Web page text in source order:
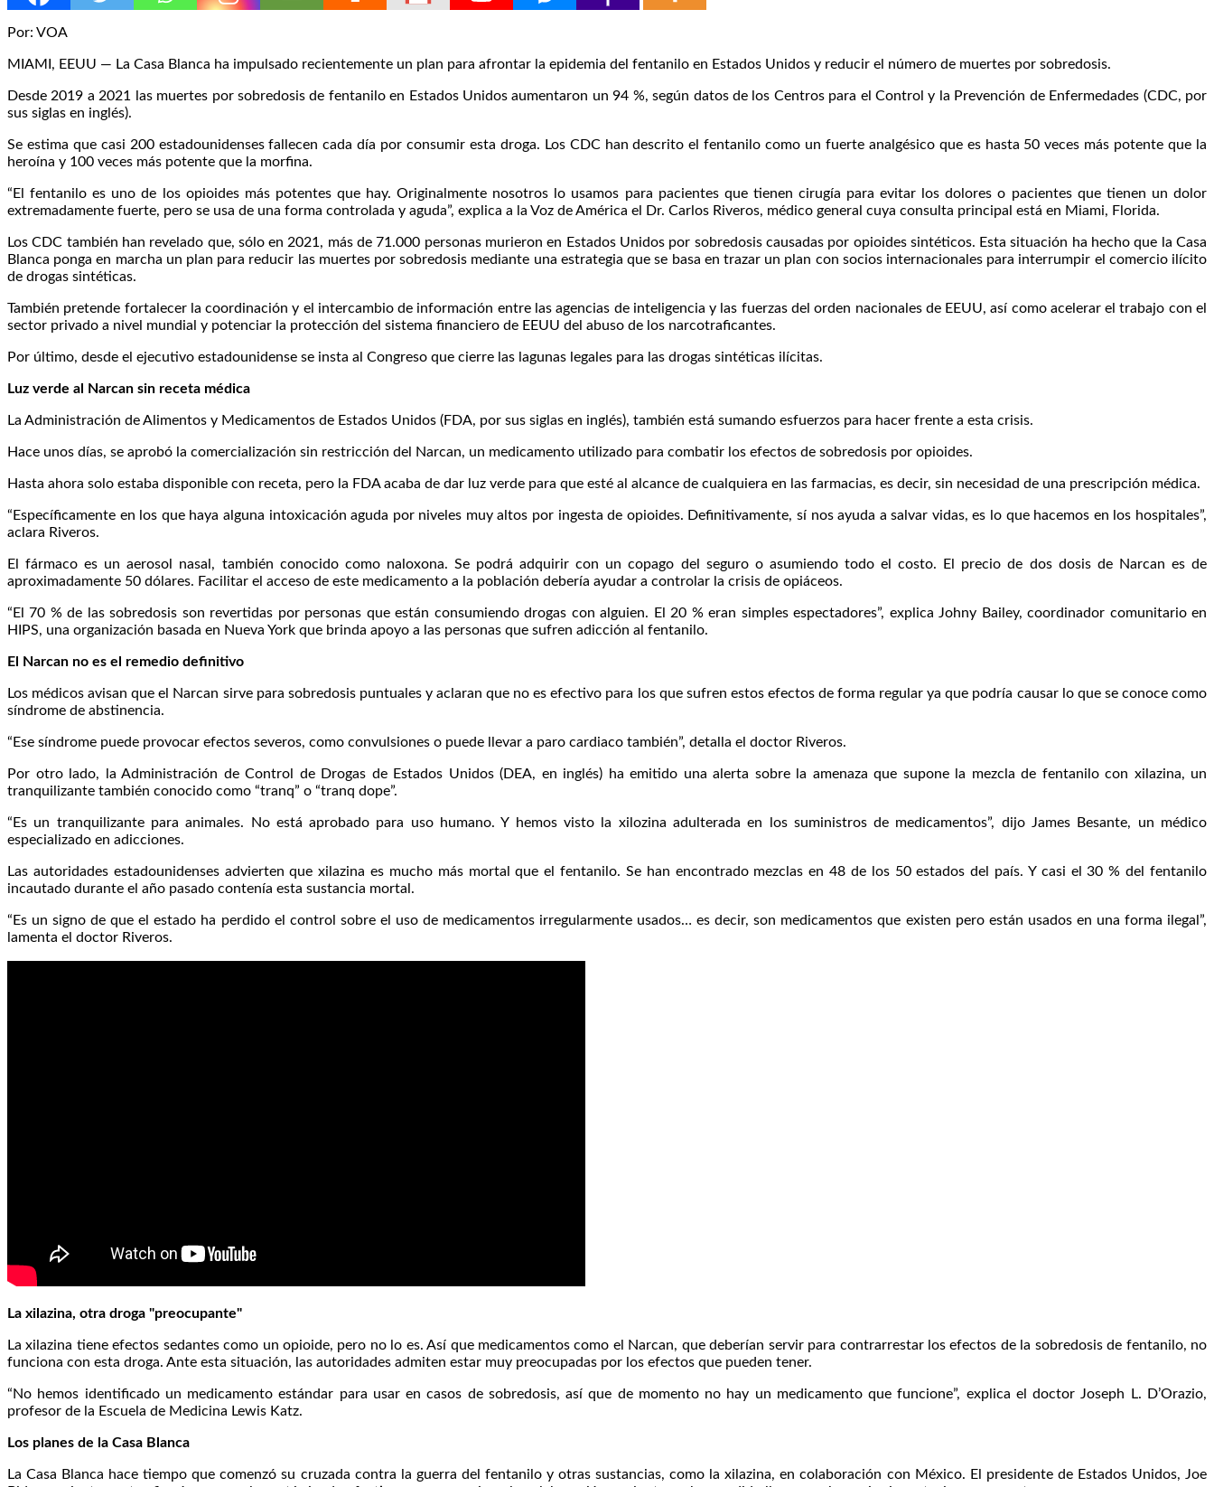
Por: VOA
MIAMI, EEUU — La Casa Blanca ha impulsado recientemente un plan para afrontar la epidemia del fentanilo en Estados Unidos y reducir el número de muertes por sobredosis.
Desde 2019 a 2021 las muertes por sobredosis de fentanilo en Estados Unidos aumentaron un 94 %, según datos de los Centros para el Control y la Prevención de Enfermedades (CDC, por
sus siglas en inglés).
Se estima que casi 200 estadounidenses fallecen cada día por consumir esta droga. Los CDC han descrito el fentanilo como un fuerte analgésico que es hasta 50 veces más potente que la
heroína y 100 veces más potente que la morfina.
“El fentanilo es uno de los opioides más potentes que hay. Originalmente nosotros lo usamos para pacientes que tienen cirugía para evitar los dolores o pacientes que tienen un dolor
extremadamente fuerte, pero se usa de una forma controlada y aguda”, explica a la Voz de América el Dr. Carlos Riveros, médico general cuya consulta principal está en Miami, Florida.
Los CDC también han revelado que, sólo en 2021, más de 71.000 personas murieron en Estados Unidos por sobredosis causadas por opioides sintéticos. Esta situación ha hecho que la Casa
Blanca ponga en marcha un plan para reducir las muertes por sobredosis mediante una estrategia que se basa en trazar un plan con socios internacionales para interrumpir el comercio ilícito
de drogas sintéticas.
También pretende fortalecer la coordinación y el intercambio de información entre las agencias de inteligencia y las fuerzas del orden nacionales de EEUU, así como acelerar el trabajo con el
sector privado a nivel mundial y potenciar la protección del sistema financiero de EEUU del abuso de los narcotraficantes.
Por último, desde el ejecutivo estadounidense se insta al Congreso que cierre las lagunas legales para las drogas sintéticas ilícitas.
Luz verde al Narcan sin receta médica
La Administración de Alimentos y Medicamentos de Estados Unidos (FDA, por sus siglas en inglés), también está sumando esfuerzos para hacer frente a esta crisis.
Hace unos días, se aprobó la comercialización sin restricción del Narcan, un medicamento utilizado para combatir los efectos de sobredosis por opioides.
Hasta ahora solo estaba disponible con receta, pero la FDA acaba de dar luz verde para que esté al alcance de cualquiera en las farmacias, es decir, sin necesidad de una prescripción médica.
“Específicamente en los que haya alguna intoxicación aguda por niveles muy altos por ingesta de opioides. Definitivamente, sí nos ayuda a salvar vidas, es lo que hacemos en los hospitales”,
aclara Riveros.
El fármaco es un aerosol nasal, también conocido como naloxona. Se podrá adquirir con un copago del seguro o asumiendo todo el costo. El precio de dos dosis de Narcan es de
aproximadamente 50 dólares. Facilitar el acceso de este medicamento a la población debería ayudar a controlar la crisis de opiáceos.
“El 70 % de las sobredosis son revertidas por personas que están consumiendo drogas con alguien. El 20 % eran simples espectadores”, explica Johny Bailey, coordinador comunitario en
HIPS, una organización basada en Nueva York que brinda apoyo a las personas que sufren adicción al fentanilo.
El Narcan no es el remedio definitivo
Los médicos avisan que el Narcan sirve para sobredosis puntuales y aclaran que no es efectivo para los que sufren estos efectos de forma regular ya que podría causar lo que se conoce como
síndrome de abstinencia.
“Ese síndrome puede provocar efectos severos, como convulsiones o puede llevar a paro cardiaco también”, detalla el doctor Riveros.
Por otro lado, la Administración de Control de Drogas de Estados Unidos (DEA, en inglés) ha emitido una alerta sobre la amenaza que supone la mezcla de fentanilo con xilazina, un
tranquilizante también conocido como “tranq” o “tranq dope”.
“Es un tranquilizante para animales. No está aprobado para uso humano. Y hemos visto la xilozina adulterada en los suministros de medicamentos”, dijo James Besante, un médico
especializado en adicciones.
Las autoridades estadounidenses advierten que xilazina es mucho más mortal que el fentanilo. Se han encontrado mezclas en 48 de los 50 estados del país. Y casi el 30 % del fentanilo
incautado durante el año pasado contenía esta sustancia mortal.
“Es un signo de que el estado ha perdido el control sobre el uso de medicamentos irregularmente usados… es decir, son medicamentos que existen pero están usados en una forma ilegal”,
lamenta el doctor Riveros.
La xilazina, otra droga "preocupante"
La xilazina tiene efectos sedantes como un opioide, pero no lo es. Así que medicamentos como el Narcan, que deberían servir para contrarrestar los efectos de la sobredosis de fentanilo, no
funciona con esta droga. Ante esta situación, las autoridades admiten estar muy preocupadas por los efectos que pueden tener.
“No hemos identificado un medicamento estándar para usar en casos de sobredosis, así que de momento no hay un medicamento que funcione”, explica el doctor Joseph L. D’Orazio,
profesor de la Escuela de Medicina Lewis Katz.
Los planes de la Casa Blanca
La Casa Blanca hace tiempo que comenzó su cruzada contra la guerra del fentanilo y otras sustancias, como la xilazina, en colaboración con México. El presidente de Estados Unidos, Joe